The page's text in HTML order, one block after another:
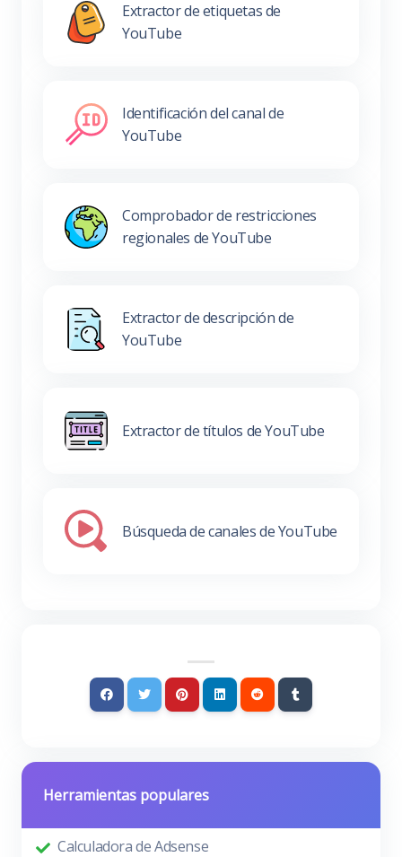
Extractor de etiquetas de
YouTube
Identificación del canal de
YouTube
Comprobador de restricciones
regionales de YouTube
Extractor de descripción de
YouTube
Extractor de títulos de YouTube
Búsqueda de canales de YouTube
Herramientas populares
Calculadora de Adsense